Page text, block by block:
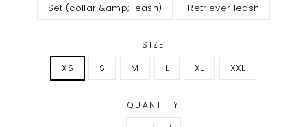
Set (collar &amp; leash) Retriever leash
SIZE
XS S M L XL XXL
QUANTITY